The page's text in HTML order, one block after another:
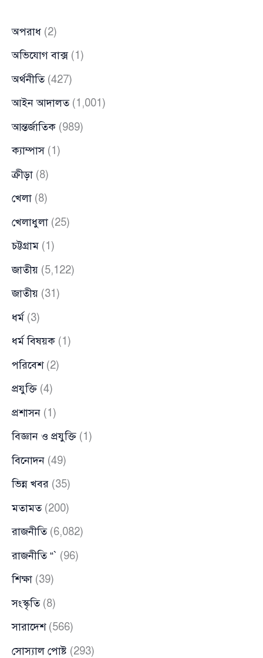
কমিটির
সাবেক
ইমি
অপরাধ (2)
অভিযোগ বাক্স(1)
অর্থনীতি(427)
আইন আদালত(1,001)
আন্তর্জাতিক (989)
ক্যাম্পাস(1)
ক্রীড়া (8)
খেলা (8)
খেলাধুলা (25)
চট্টগ্রাম (1)
জাতীয় (5,122)
জাতীয় (31)
ধর্ম (3)
ধর্ম বিষয়ক (1)
পরিবেশ(2)
প্রযুক্তি (4)
প্রশাসন (1)
বিজ্ঞান ও প্রযুক্তি (1)
বিনোদন (49)
ভিন্ন খবর (35)
মতামত(200)
রাজনীতি(6,082)
রাজনীতি “` (96)
শিক্ষা (39)
সংস্কৃতি(8)
সারাদেশ(566)
সোস্যাল পোষ্ট (293)